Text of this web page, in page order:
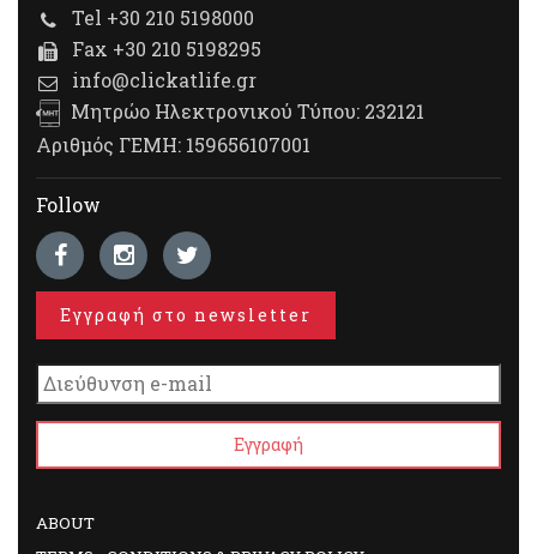
Tel +30 210 5198000
Fax +30 210 5198295
info@clickatlife.gr
Μητρώο Ηλεκτρονικού Τύπου: 232121
Αριθμός ΓΕΜΗ: 159656107001
Follow
Εγγραφή στο newsletter
ABOUT